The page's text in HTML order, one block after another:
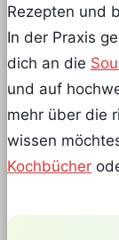
Rezepten und
In der Praxis
dich an die
und auf
mehr über die
wissen
Kochbücher